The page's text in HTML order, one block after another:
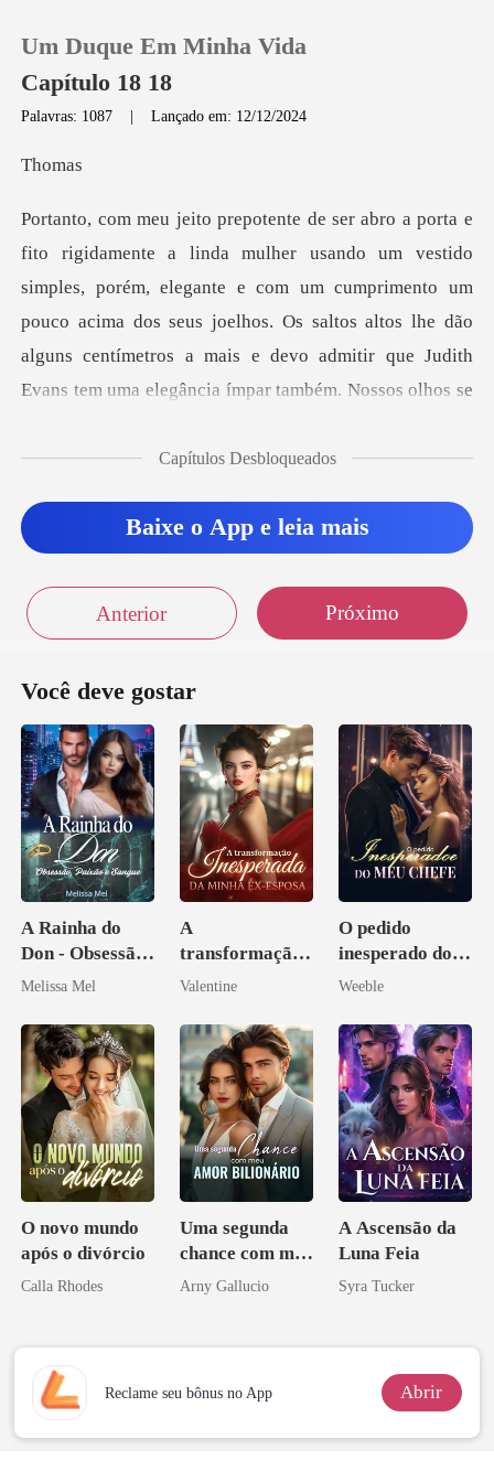
Loja
Histórico
Sair
Um Duque Em Minha Vida
Capítulo 18 18
Palavras: 1087 |Lançado em: 12/12/2024
om
, porém, elegante e com um cumprimento um
pouco acima dos seus joelhos. Os saltos altos lhe dão
alguns centímetros
Capítulos Desbloqueados
Baixe o App e leia mais
Anterior Próximo
Você deve gostar
A Rainha do
Don - Obsessão,
Paixão e Sangue
Melissa Mel
A
transformação
inesperada da
esposa
Valentine
O pedido
inesperado do
meu chefe
Weeble
O novo mundo
após o divórcio
Calla Rhodes
Uma segunda
chance com meu
amor bilionário
Arny Gallucio
A Ascensão da
Luna Feia
Syra Tucker
Reclame seu bônus no App Abrir